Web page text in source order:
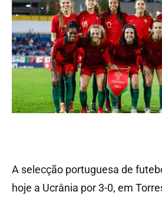
A selecção portuguesa de
hoje a Ucrânia por 3-0, em